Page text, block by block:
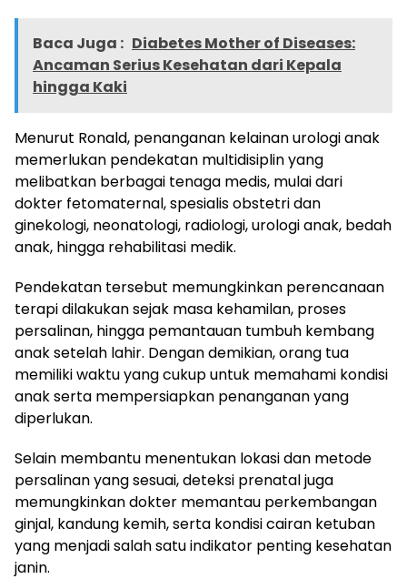
Baca Juga : Diabetes Mother of Diseases:
Ancaman Serius Kesehatan dari Kepala
hingga Kaki
Menurut Ronald, penanganan kelainan urologi anak
memerlukan pendekatan multidisiplin yang
melibatkan berbagai tenaga medis, mulai dari
dokter fetomaternal, spesialis obstetri dan
ginekologi, neonatologi, radiologi, urologi anak, bedah
anak, hingga rehabilitasi medik.
Pendekatan tersebut memungkinkan perencanaan
terapi dilakukan sejak masa kehamilan, proses
persalinan, hingga pemantauan tumbuh kembang
anak setelah lahir. Dengan demikian, orang tua
memiliki waktu yang cukup untuk memahami kondisi
anak serta mempersiapkan penanganan yang
diperlukan.
Selain membantu menentukan lokasi dan metode
persalinan yang sesuai, deteksi prenatal juga
memungkinkan dokter memantau perkembangan
ginjal, kandung kemih, serta kondisi cairan ketuban
yang menjadi salah satu indikator penting kesehatan
janin.